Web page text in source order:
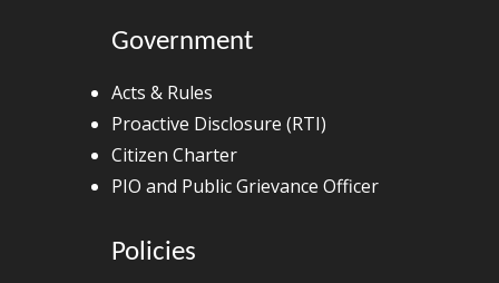
Government
Acts & Rules
Proactive Disclosure (RTI)
Citizen Charter
PIO and Public Grievance Officer
Policies